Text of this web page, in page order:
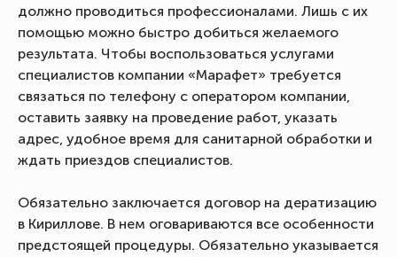
должно проводиться профессионалами. Лишь с их
помощью можно быстро добиться желаемого
результата. Чтобы воспользоваться услугами
специалистов компании «Марафет» требуется
связаться по телефону с оператором компании,
оставить заявку на проведение работ, указать
адрес, удобное время для санитарной обработки и
ждать приездов специалистов.
Обязательно заключается договор на дератизацию
в Кириллове. В нем оговариваются все особенности
предстоящей процедуры. Обязательно указывается